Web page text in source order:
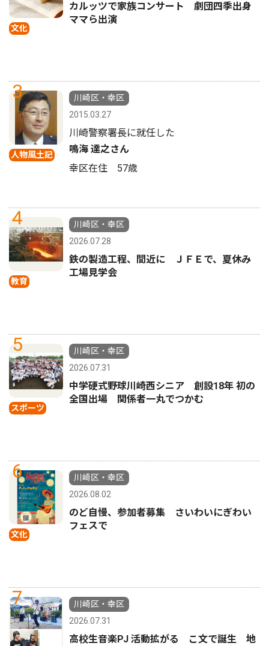
文化
カルッツで家族コンサート 劇団四季出身
ママら出演
3
人物風土記
川崎区・幸区
2015.03.27
川崎警察署長に就任した
鳴海 達之さん
幸区在住 57歳
4
教育
川崎区・幸区
2026.07.28
鉄の製造工程、間近に ＪＦＥで、夏休み
工場見学会
5
スポーツ
川崎区・幸区
2026.07.31
中学硬式野球川崎西シニア 創設18年 初の
全国出場 関係者一丸でつかむ
6
文化
川崎区・幸区
2026.08.02
のど自慢、参加者募集 さいわいにぎわい
フェスで
7
川崎区・幸区
2026.07.31
高校生音楽PJ 活動拡がる こ文で誕生 地